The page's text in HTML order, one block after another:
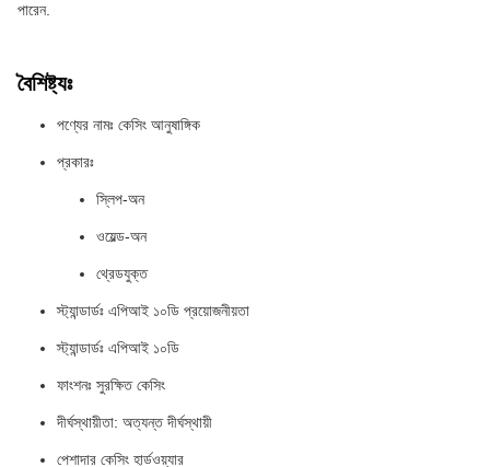
পারেন.
বৈশিষ্ট্যঃ
পণ্যের নামঃ কেসিং আনুষাঙ্গিক
প্রকারঃ
স্লিপ-অন
ওয়েল্ড-অন
থ্রেডযুক্ত
স্ট্যান্ডার্ডঃ এপিআই ১০ডি প্রয়োজনীয়তা
স্ট্যান্ডার্ডঃ এপিআই ১০ডি
ফাংশনঃ সুরক্ষিত কেসিং
দীর্ঘস্থায়ীতা: অত্যন্ত দীর্ঘস্থায়ী
পেশাদার কেসিং হার্ডওয়্যার